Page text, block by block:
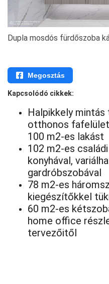
Dupla mosdós fürdőszoba
Megosztás
Kapcsolódó cikkek:
Halpikkely
otthonos
100 m2-es lakást
102 m2-es
konyhával,
gardróbszobával
78 m2-es
kiegészítőkkel
60 m2-es
home office
tervezőitől